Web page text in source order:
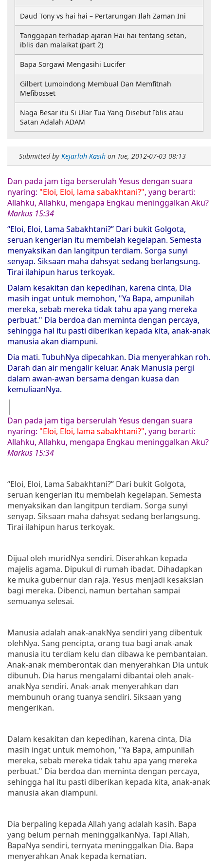
Submitted by Kejarlah Kasih on Tue, 2012-07-03 08:13
Dan pada jam tiga berserulah Yesus dengan suara
nyaring: "Eloi, Eloi, lama sabakhtani?", yang berarti:
Allahku, Allahku, mengapa Engkau meninggalkan Aku?
Markus 15:34
“Eloi, Eloi, Lama Sabakhtani?” Dari bukit Golgota,
seruan kengerian itu membelah kegelapan. Semesta
menyaksikan dan langitpun terdiam. Sorga sunyi
senyap. Siksaan maha dahsyat sedang berlangsung.
Tirai ilahipun harus terkoyak.
Dalam kesakitan dan kepedihan, karena cinta, Dia
masih ingat untuk memohon, "Ya Bapa, ampunilah
mereka, sebab mereka tidak tahu apa yang mereka
perbuat." Dia berdoa dan meminta dengan percaya,
sehingga hal itu pasti diberikan kepada kita, anak-anak
manusia akan diampuni.
Dia mati. TubuhNya dipecahkan. Dia menyerahkan roh.
Darah dan air mengalir keluar. Anak Manusia pergi
dalam awan-awan bersama dengan kuasa dan
kemuliaanNya.
Dan pada jam tiga berserulah Yesus dengan suara
nyaring: "Eloi, Eloi, lama sabakhtani?", yang berarti:
Allahku, Allahku, mengapa Engkau meninggalkan Aku?
Markus 15:34
“Eloi, Eloi, Lama Sabakhtani?” Dari bukit Golgota,
seruan kengerian itu membelah kegelapan. Semesta
menyaksikan dan langitpun terdiam. Sorga sunyi
senyap. Siksaan maha dahsyat sedang berlangsung.
Tirai ilahipun harus terkoyak.
Dijual oleh muridNya sendiri. Diserahkan kepada
majelis agama. Dipukul di rumah ibadat. Dihadapkan
ke muka gubernur dan raja. Yesus menjadi kesaksian
bagi mereka. Dibenci, namun bertahan sampai
semuanya selesai.
Manusia adalah anak-anakNya sendiri yang dibentuk
olehNya. Sang pencipta, orang tua bagi anak-anak
manusia itu terdiam kelu dan dibawa ke pembantaian.
Anak-anak memberontak dan menyerahkan Dia untuk
dibunuh. Dia harus mengalami dibantai oleh anak-
anakNya sendiri. Anak-anak menyerahkan dan
membunuh orang tuanya sendiri. Siksaan yang
mengerikan.
Dalam kesakitan dan kepedihan, karena cinta, Dia
masih ingat untuk memohon, "Ya Bapa, ampunilah
mereka, sebab mereka tidak tahu apa yang mereka
perbuat." Dia berdoa dan meminta dengan percaya,
sehingga hal itu pasti diberikan kepada kita, anak-anak
manusia akan diampuni.
Dia berpaling kepada Allah yang adalah kasih. Bapa
yang belum pernah meninggalkanNya. Tapi Allah,
BapaNya sendiri, ternyata meninggalkan Dia. Bapa
menyerahkan Anak kepada kematian.
Daud Tony vs hai hai – Pertarungan Ilah Zaman Ini
Tanggapan terhadap ajaran Hai hai tentang setan,
iblis dan malaikat (part 2)
Bapa Sorgawi Mengasihi Lucifer
Gilbert Lumoindong Membual Dan Memfitnah
Mefibosset
Naga Besar itu Si Ular Tua Yang Disebut Iblis atau
Satan Adalah ADAM